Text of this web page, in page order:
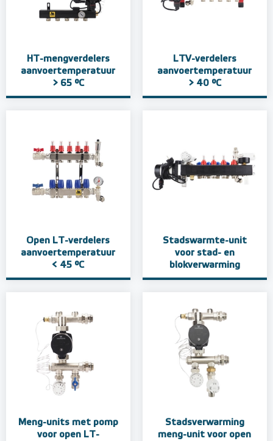
HT-mengverdelers
aanvoertemperatuur
> 65 °C
LTV-verdelers
aanvoertemperatuur
> 40 °C
Open LT-verdelers
aanvoertemperatuur
< 45 °C
Stadswarmte-unit
voor stad- en
blokverwarming
Meng-units met pomp
voor open LT-
Stadsverwarming
meng-unit voor open